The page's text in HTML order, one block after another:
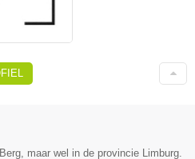
maar wel in de provincie Limburg.